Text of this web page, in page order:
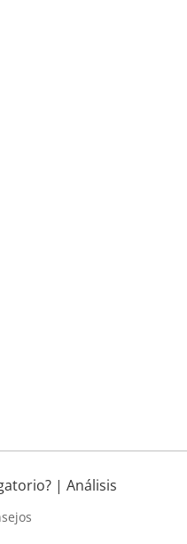
| Análisis